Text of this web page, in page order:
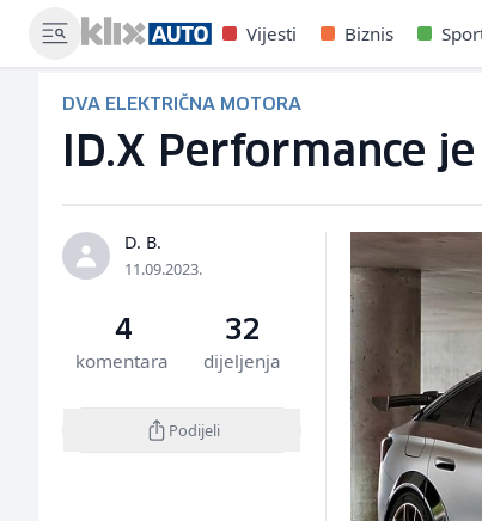
Vijesti Biznis
DVA ELEKTRIČNA MOTORA
ID.X Performance
D. B.
11.09.2023.
4
komentara
32
dijeljenja
Podijeli